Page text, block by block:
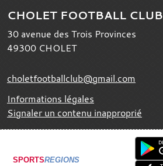
CHOLET FOOTBALL CLUB
30 avenue des Trois Provinces
49300 CHOLET
choletfootballclub@gmail.com
Informations légales
Signaler un contenu inapproprié
SPORTSREGIONS